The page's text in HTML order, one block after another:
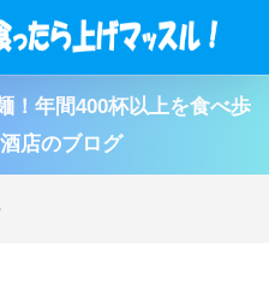
！年間400杯以上を食べ歩
店のブログ